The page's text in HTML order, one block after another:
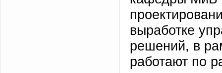
выработке
решений, в
работают по